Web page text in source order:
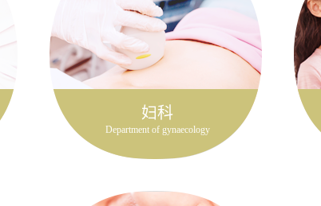
妇科
Department of gynaecology